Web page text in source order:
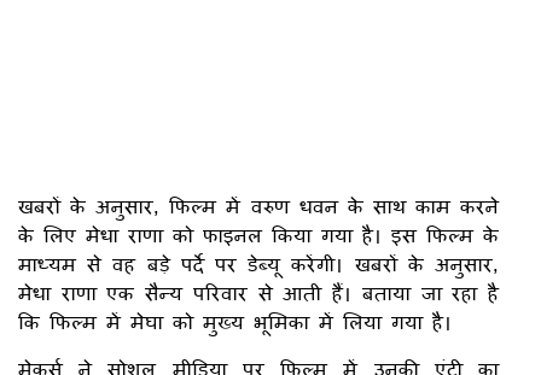
खबरों के अनुसार, फिल्म में वरुण धवन के साथ काम करने
के लिए मेधा राणा को फाइनल किया गया है। इस फिल्म के
माध्यम से वह बड़े पर्दे पर डेब्यू करेंगी। खबरों के अनुसार,
मेधा राणा एक सैन्य परिवार से आती हैं। बताया जा रहा है
कि फिल्म में मेघा को मुख्य भूमिका में लिया गया है।
मेकर्स ने सोशल मीडिया पर फिल्म में उनकी एंट्री का